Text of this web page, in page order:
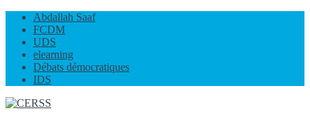
Abdallah Saaf
FCDM
UDS
elearning
Débats démocratiques
IDS